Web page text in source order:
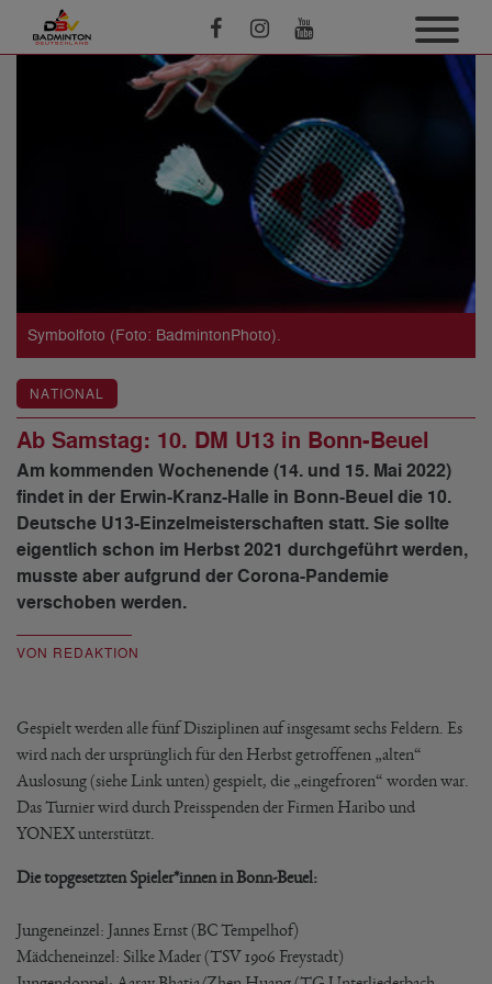
Symbolfoto (Foto: BadmintonPhoto).
NATIONAL
Ab Samstag: 10. DM U13 in Bonn-Beuel
Am kommenden Wochenende (14. und 15. Mai 2022)
findet in der Erwin-Kranz-Halle in Bonn-Beuel die 10.
Deutsche U13-Einzelmeisterschaften statt. Sie sollte
eigentlich schon im Herbst 2021 durchgeführt werden,
musste aber aufgrund der Corona-Pandemie
verschoben werden.
VON REDAKTION
Gespielt werden alle fünf Disziplinen auf insgesamt sechs Feldern. Es
wird nach der ursprünglich für den Herbst getroffenen „alten“
Auslosung (siehe Link unten) gespielt, die „eingefroren“ worden war.
Das Turnier wird durch Preisspenden der Firmen Haribo und
YONEX unterstützt.
Die topgesetzten Spieler*innen in Bonn-Beuel:
Jungeneinzel: Jannes Ernst (BC Tempelhof)
Mädcheneinzel: Silke Mader (TSV 1906 Freystadt)